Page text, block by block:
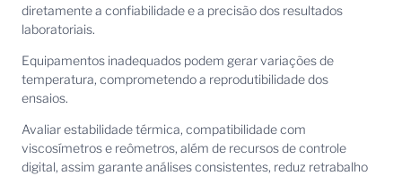
diretamente a confiabilidade e a precisão dos resultados
laboratoriais.
Equipamentos inadequados podem gerar variações de
temperatura, comprometendo a reprodutibilidade dos
ensaios.
Avaliar estabilidade térmica, compatibilidade com
viscosímetros e reômetros, além de recursos de controle
digital, assim garante análises consistentes, reduz retrabalho